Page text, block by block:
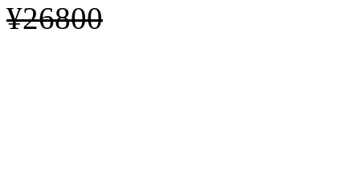
¥26800